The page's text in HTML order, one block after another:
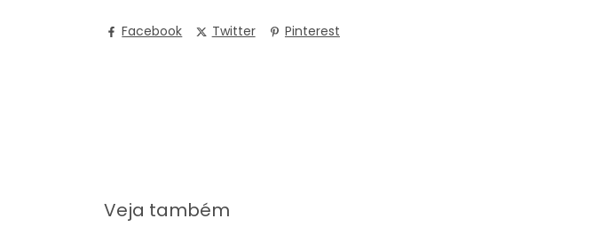
Facebook Twitter Pinterest
Veja também